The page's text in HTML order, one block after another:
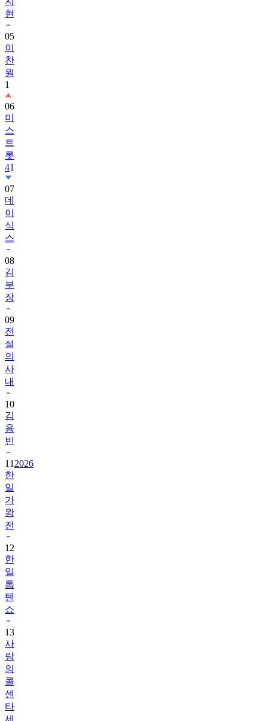
현
05
이
찬
원
1
06
미
스
트
롯
41
07
데
이
식
스
08
김
부
장
09
전
설
의
사
내
10
김
용
빈
11 2026
한
일
가
왕
전
12
한
일
톱
텐
쇼
13
사
랑
의
콜
센
타
세